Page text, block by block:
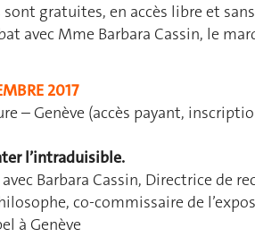
sont gratuites, en accès libre et
avec Mme Barbara Cassin, le
2017
– Genève (accès payant,
l’intraduisible.
Barbara Cassin, Directrice de
co-commissaire de
à Genève